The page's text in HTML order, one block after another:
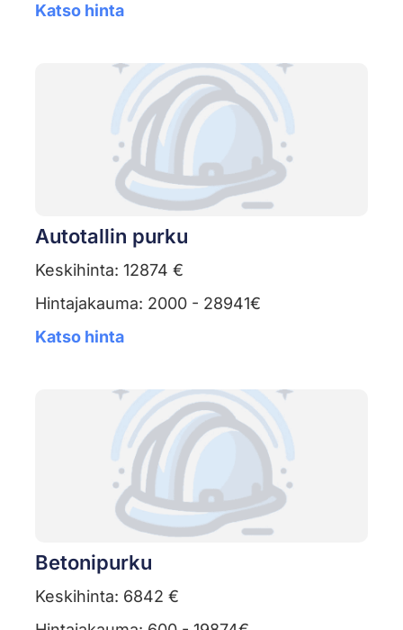
Katso hinta
Autotallin purku
Keskihinta: 12874 €
Hintajakauma: 2000 - 28941€
Katso hinta
Betonipurku
Keskihinta: 6842 €